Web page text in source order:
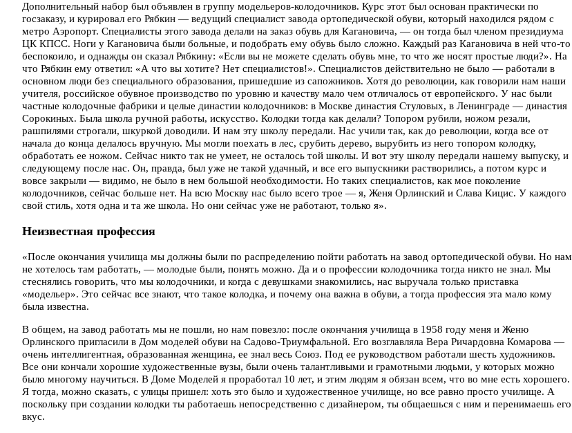
Дополнительный набор был объявлен в группу модельеров-колодочников. Курс этот был основан практически по
госзаказу, и курировал его Рябкин — ведущий специалист завода ортопедической обуви, который находился рядом с
метро Аэропорт. Специалисты этого завода делали на заказ обувь для Кагановича, — он тогда был членом президиума
ЦК КПСС. Ноги у Кагановича были больные, и подобрать ему обувь было сложно. Каждый раз Кагановича в ней что-то
беспокоило, и однажды он сказал Рябкину: «Если вы не можете сделать обувь мне, то что же носят простые люди?». На
что Рябкин ему ответил: «А что вы хотите? Нет специалистов!». Специалистов действительно не было — работали в
основном люди без специального образования, пришедшие из сапожников. Хотя до революции, как говорили нам наши
учителя, российское обувное производство по уровню и качеству мало чем отличалось от европейского. У нас были
частные колодочные фабрики и целые династии колодочников: в Москве династия Стуловых, в Ленинграде — династия
Сорокиных. Была школа ручной работы, искусство. Колодки тогда как делали? Топором рубили, ножом резали,
рашпилями строгали, шкуркой доводили. И нам эту школу передали. Нас учили так, как до революции, когда все от
начала до конца делалось вручную. Мы могли поехать в лес, срубить дерево, вырубить из него топором колодку,
обработать ее ножом. Сейчас никто так не умеет, не осталось той школы. И вот эту школу передали нашему выпуску, и
следующему после нас. Он, правда, был уже не такой удачный, и все его выпускники растворились, а потом курс и
вовсе закрыли — видимо, не было в нем большой необходимости. Но таких специалистов, как мое поколение
колодочников, сейчас больше нет. На всю Москву нас было всего трое — я, Женя Орлинский и Слава Кицис. У каждого
свой стиль, хотя одна и та же школа. Но они сейчас уже не работают, только я».
Неизвестная профессия
«После окончания училища мы должны были по распределению пойти работать на завод ортопедической обуви. Но нам
не хотелось там работать, — молодые были, понять можно. Да и о профессии колодочника тогда никто не знал. Мы
стеснялись говорить, что мы колодочники, и когда с девушками знакомились, нас выручала только приставка
«модельер». Это сейчас все знают, что такое колодка, и почему она важна в обуви, а тогда профессия эта мало кому
была известна.
В общем, на завод работать мы не пошли, но нам повезло: после окончания училища в 1958 году меня и Женю
Орлинского пригласили в Дом моделей обуви на Садово-Триумфальной. Его возглавляла Вера Ричардовна Комарова —
очень интеллигентная, образованная женщина, ее знал весь Союз. Под ее руководством работали шесть художников.
Все они кончали хорошие художественные вузы, были очень талантливыми и грамотными людьми, у которых можно
было многому научиться. В Доме Моделей я проработал 10 лет, и этим людям я обязан всем, что во мне есть хорошего.
Я тогда, можно сказать, с улицы пришел: хоть это было и художественное училище, но все равно просто училище. А
поскольку при создании колодки ты работаешь непосредственно с дизайнером, ты общаешься с ним и перенимаешь его
вкус.